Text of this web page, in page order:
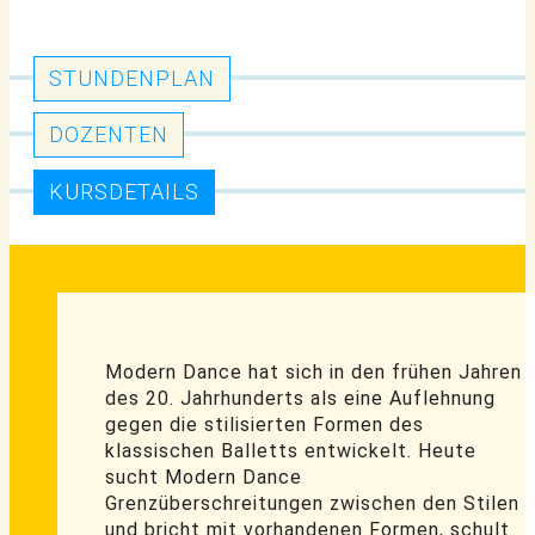
STUNDENPLAN
DOZENTEN
KURSDETAILS
Modern Dance hat sich in den frühen Jahren
des 20. Jahrhunderts als eine Auflehnung
gegen die stilisierten Formen des
klassischen Balletts entwickelt. Heute
sucht Modern Dance
Grenzüberschreitungen zwischen den Stilen
und bricht mit vorhandenen Formen, schult